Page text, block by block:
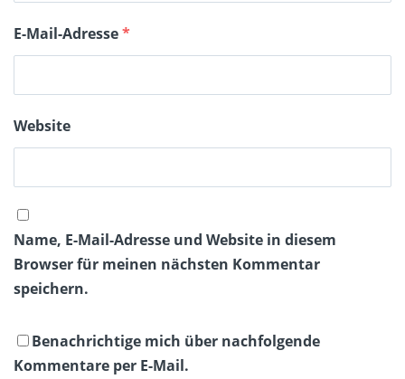
E-Mail-Adresse*
Website
Name, E-Mail-Adresse und Website in diesem
Browser für meinen nächsten Kommentar
speichern.
Benachrichtige mich über nachfolgende
Kommentare per E-Mail.